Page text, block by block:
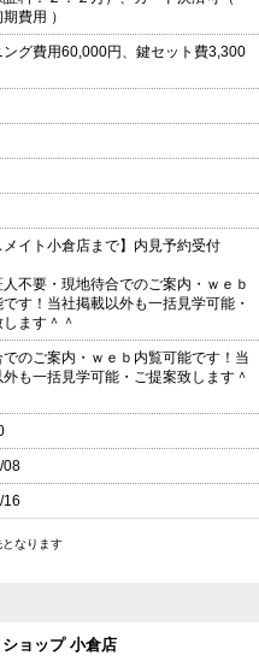
費用 ）
ング費用60,000円、鍵セット費3,300
メイト小倉店まで】内見予約受付
不要・現地待合でのご案内・ｗｅｂ
す！当社掲載以外も一括見学可能・
ます＾＾
のご案内・ｗｅｂ内覧可能です！当
も一括見学可能・ご提案致します＾
08
16
なります
ョップ 小倉店